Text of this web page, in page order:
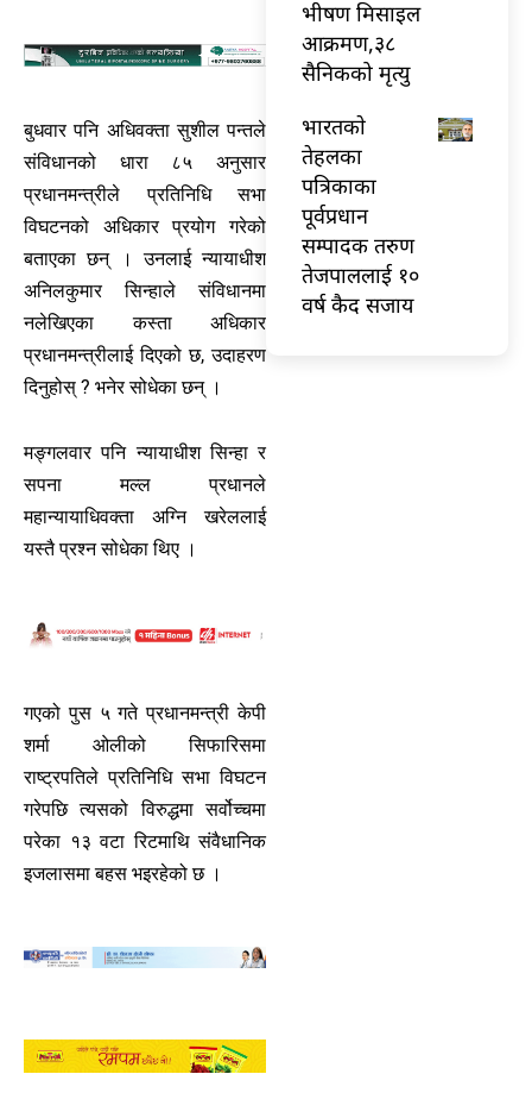
बुधवार पनि अधिवक्ता सुशील पन्तले
संविधानको धारा ८५ अनुसार
प्रधानमन्त्रीले प्रतिनिधि सभा
विघटनको अधिकार प्रयोग गरेको
बताएका छन् । उनलाई न्यायाधीश
अनिलकुमार सिन्हाले संविधानमा
नलेखिएका कस्ता अधिकार
प्रधानमन्त्रीलाई दिएको छ, उदाहरण
दिनुहोस् ? भनेर सोधेका छन् ।
मङ्गलवार पनि न्यायाधीश सिन्हा र
सपना मल्ल प्रधानले
महान्यायाधिवक्ता अग्नि खरेललाई
यस्तै प्रश्न सोधेका थिए ।
गएको पुस ५ गते प्रधानमन्त्री केपी
शर्मा ओलीको सिफारिसमा
राष्ट्रपतिले प्रतिनिधि सभा विघटन
गरेपछि त्यसको विरुद्धमा सर्वोच्चमा
परेका १३ वटा रिटमाथि संवैधानिक
इजलासमा बहस भइरहेको छ ।
भीषण मिसाइल
आक्रमण,३८
सैनिकको मृत्यु
भारतकाे
तेहलका
पत्रिकाका
पूर्वप्रधान
सम्पादक तरुण
तेजपाललाई १०
वर्ष कैद सजाय